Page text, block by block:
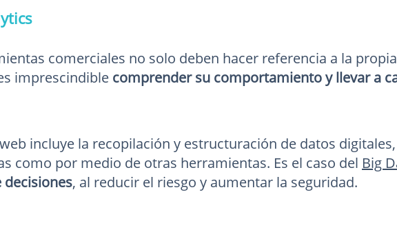
comerciales no solo deben hacer referencia a la
imprescindible comprender su comportamiento y llevar a
incluye la recopilación y estructuración de datos
como por medio de otras herramientas. Es el caso del Big
decisiones, al reducir el riesgo y aumentar la seguridad.